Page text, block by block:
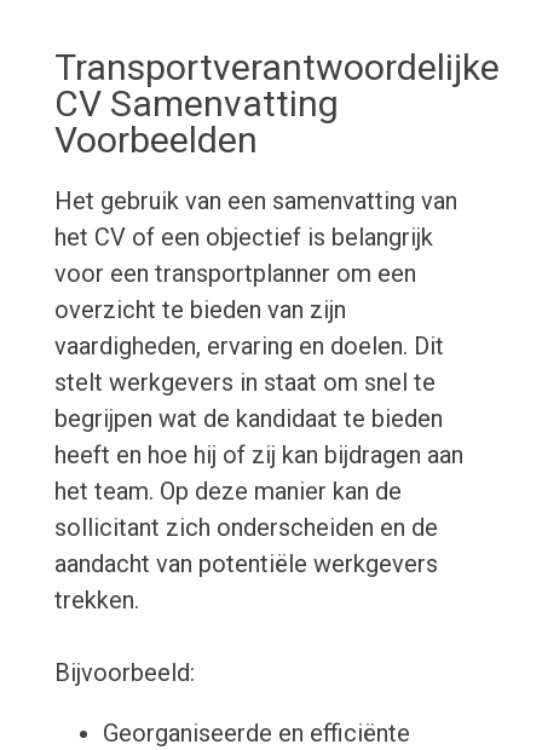
Transportverantwoordelijke
CV Samenvatting
Voorbeelden
Het gebruik van een samenvatting van
het CV of een objectief is belangrijk
voor een transportplanner om een
overzicht te bieden van zijn
vaardigheden, ervaring en doelen. Dit
stelt werkgevers in staat om snel te
begrijpen wat de kandidaat te bieden
heeft en hoe hij of zij kan bijdragen aan
het team. Op deze manier kan de
sollicitant zich onderscheiden en de
aandacht van potentiële werkgevers
trekken.
Bijvoorbeeld:
Georganiseerde en efficiënte